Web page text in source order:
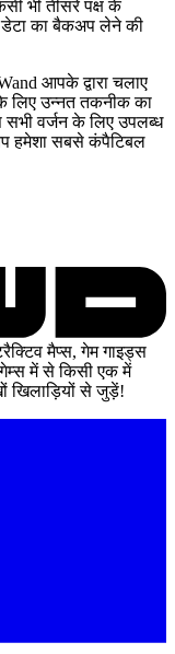
भी तीसरे पक्ष के
का बैकअप लेने की
आपके द्वारा चलाए
लिए उन्नत तकनीक का
सभी वर्जन के लिए उपलब्ध
हमेशा सबसे कंपैटिबल
मैप्स, गेम गाइड्स
में से किसी एक में
खिलाड़ियों से जुड़ें!